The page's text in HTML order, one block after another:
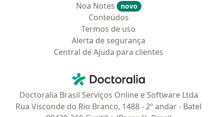
Noa Notes
novo
Conteúdos
Termos de uso
Alerta de segurança
Central de Ajuda para clientes
Doctoralia - Homepage
Doctoralia Brasil Serviços Online e Software Ltda
Rua Visconde do Rio Branco, 1488 - 2º andar - Batel